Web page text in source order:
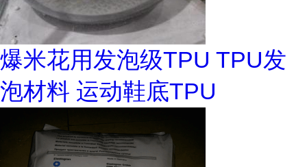
爆米花用发泡级TPU TPU发
泡材料 运动鞋底TPU